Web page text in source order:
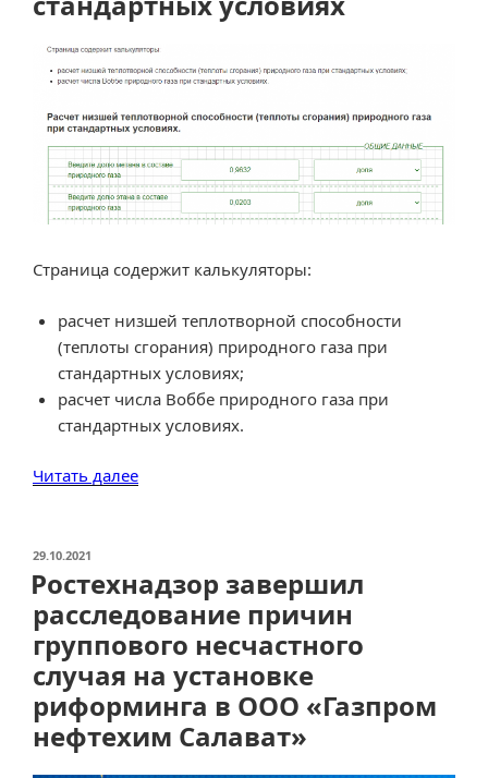
Страница содержит калькуляторы:
расчет низшей теплотворной способности
(теплоты сгорания) природного газа при
стандартных условиях;
расчет числа Воббе природного газа при
стандартных условиях.
Читать далее«Расчет
числа
Воббе
природного
газа
при
стандартных
условиях»
ОПУБЛИКОВАНО
29.10.2021
Ростехнадзор завершил
расследование причин
группового несчастного
случая на установке
риформинга в ООО «Газпром
нефтехим Салават»